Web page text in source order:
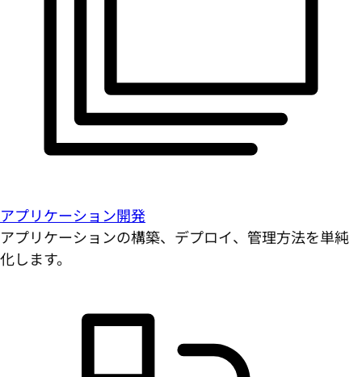
アプリケーション開発
アプリケーションの構築、デプロイ、管理方法を単純
化します。